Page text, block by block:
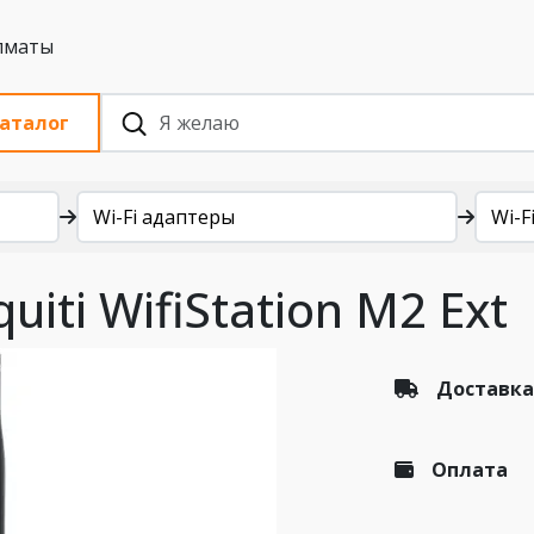
НДС, Алматы
Wi-Fi адаптеры Wi-
WifiStation M2 Ext
Доставка
Оплата